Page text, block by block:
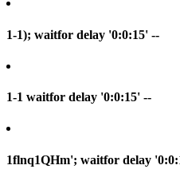
1-1); waitfor delay '0:0:15' --
1-1 waitfor delay '0:0:15' --
1flnq1QHm'; waitfor delay